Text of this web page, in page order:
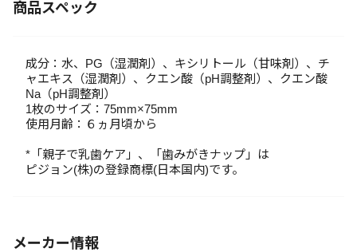
商品スペック
成分：水、PG（湿潤剤）、キシリトール（甘味剤）、チ
ャエキス（湿潤剤）、クエン酸（pH調整剤）、クエン酸
Na（pH調整剤）
1枚のサイズ：75mm×75mm
使用月齢：６ヵ月頃から
*「親子で乳歯ケア」、「歯みがきナップ」は
ピジョン(株)の登録商標(日本国内)です。
メーカー情報